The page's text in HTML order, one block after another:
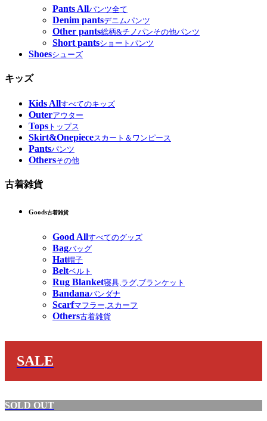
Pants Allパンツ全て
Denim pantsデニムパンツ
Other pants総柄&チノパンその他パンツ
Short pantsショートパンツ
Shoesシューズ
キッズ
Kids Allすべてのキッズ
Outerアウター
Tops トップス
Skirt&Onepieceスカート＆ワンピース
Pantsパンツ
Othersその他
古着雑貨
Goods古着雑貨
Good Allすべてのグッズ
Bagバッグ
Hat帽子
Beltベルト
Rug Blanket寝具,ラグ,ブランケット
Bandanaバンダナ
Scarfマフラー,スカーフ
Others古着雑貨
SALE
SOLD OUT